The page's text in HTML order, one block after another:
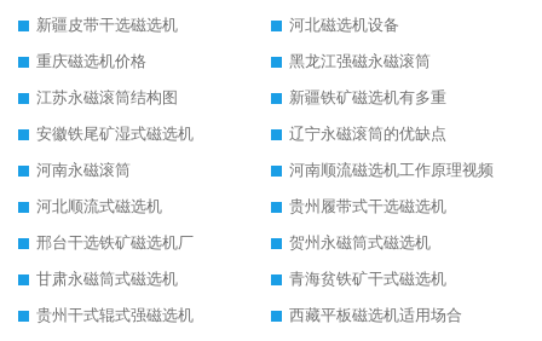
新疆皮带干选磁选机
河北磁选机设备
重庆磁选机价格
黑龙江强磁永磁滚筒
江苏永磁滚筒结构图
新疆铁矿磁选机有多重
安徽铁尾矿湿式磁选机
辽宁永磁滚筒的优缺点
河南永磁滚筒
河南顺流磁选机工作原理视频
河北顺流式磁选机
贵州履带式干选磁选机
邢台干选铁矿磁选机厂
贺州永磁筒式磁选机
甘肃永磁筒式磁选机
青海贫铁矿干式磁选机
贵州干式辊式强磁选机
西藏平板磁选机适用场合